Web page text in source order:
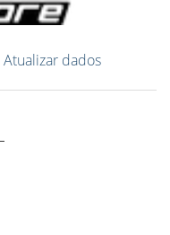
Atualizar dados